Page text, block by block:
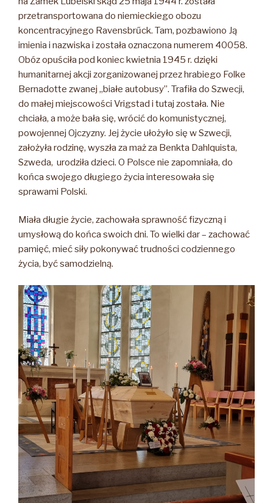
przetransportowana do niemieckiego obozu
koncentracyjnego Ravensbrűck. Tam, pozbawiono Ją
imienia i nazwiska i została oznaczona numerem 40058.
Obóz opuściła pod koniec kwietnia 1945 r. dzięki
humanitarnej akcji zorganizowanej przez hrabiego Folke
Bernadotte zwanej „białe autobusy”. Trafiła do Szwecji,
do małej miejscowości Vrigstad i tutaj została. Nie
chciała, a może bała się, wrócić do komunistycznej,
powojennej Ojczyzny. Jej życie ułożyło się w Szwecji,
założyła rodzinę, wyszła za maż za Benkta Dahlquista,
Szweda, urodziła dzieci. O Polsce nie zapomniała, do
końca swojego długiego życia interesowała się
sprawami Polski.
Miała długie życie, zachowała sprawność fizyczną i
umysłową do końca swoich dni. To wielki dar – zachować
pamięć, mieć siły pokonywać trudności codziennego
życia, być samodzielną.